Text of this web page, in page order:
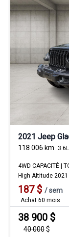
2021 Jeep
118 006 km
4WD CAPACITÉ |
High Altitude
187$ /sem
Achat 60 mois
38 900 $
40 000$